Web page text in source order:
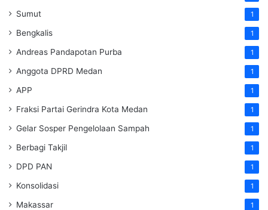
Sumut 1
Bengkalis 1
Andreas Pandapotan Purba 1
Anggota DPRD Medan 1
APP 1
Fraksi Partai Gerindra Kota Medan 1
Gelar Sosper Pengelolaan Sampah 1
Berbagi Takjil 1
DPD PAN 1
Konsolidasi 1
Makassar 1